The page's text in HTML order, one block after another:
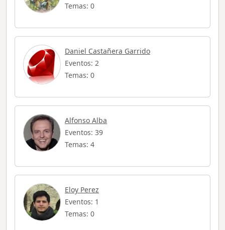
Temas: 0
Daniel Castañera Garrido
Eventos: 2
Temas: 0
Alfonso Alba
Eventos: 39
Temas: 4
Eloy Perez
Eventos: 1
Temas: 0